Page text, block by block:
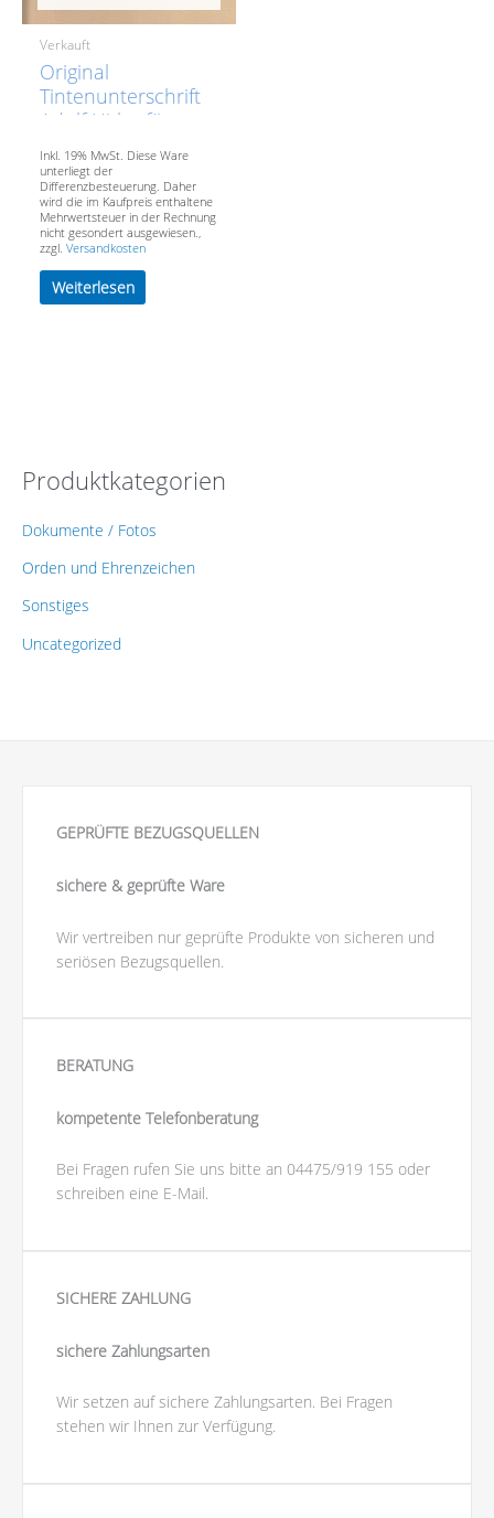
Verkauft
Original
Tintenunterschrift
Adolf Hitler für
Beförderungsurkunde
des
Reichsbahndirektors
Alfred Daus.-
VERKAUFT- SOLD
Inkl. 19% MwSt. Diese Ware
unterliegt der
Differenzbesteuerung. Daher
wird die im Kaufpreis enthaltene
Mehrwertsteuer in der Rechnung
nicht gesondert ausgewiesen.,
zzgl.Versandkosten
Weiterlesen
Produktkategorien
Dokumente / Fotos
Orden und Ehrenzeichen
Sonstiges
Uncategorized
GEPRÜFTE BEZUGSQUELLEN
sichere & geprüfte Ware
Wir vertreiben nur geprüfte Produkte von sicheren und
seriösen Bezugsquellen.
BERATUNG
kompetente Telefonberatung
Bei Fragen rufen Sie uns bitte an 04475/919 155 oder
schreiben eine E-Mail.
SICHERE ZAHLUNG
sichere Zahlungsarten
Wir setzen auf sichere Zahlungsarten. Bei Fragen
stehen wir Ihnen zur Verfügung.